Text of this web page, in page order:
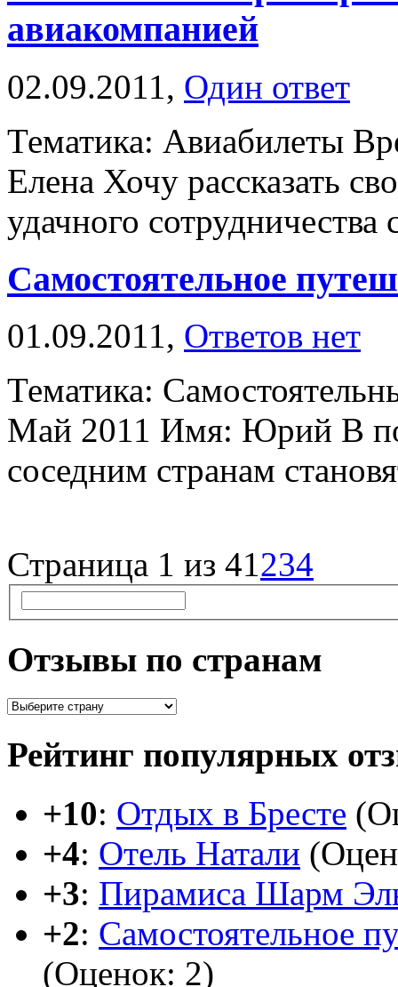
авиакомпанией
02.09.2011, Один ответ
Тематика: Авиабилеты
Елена Хочу рассказать
удачного сотрудничества
Самостоятельное
01.09.2011, Ответов нет
Тематика:
Май 2011 Имя: Юрий В
соседним странам
Страница 1 из 41234
Отзывы по странам
Рейтинг популярных
+10: Отдых в Бресте
+4: Отель Натали
+3: Пирамиса Шарм
+2: Самостоятельное
(Оценок: 2)